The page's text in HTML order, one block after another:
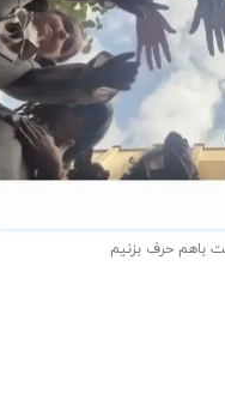
باهم حرف بزنیم